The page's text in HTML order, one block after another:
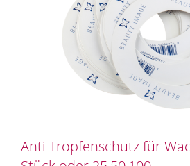
Anti Tropfenschutz für